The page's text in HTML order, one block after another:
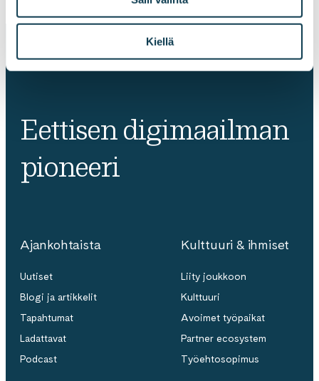
Kiellä
Eettisen digimaailman
pioneeri
Ajankohtaista
Uutiset
Blogi ja artikkelit
Tapahtumat
Ladattavat
Podcast
Kulttuuri & ihmiset
Liity joukkoon
Kulttuuri
Avoimet työpaikat
Partner ecosystem
Työehtosopimus